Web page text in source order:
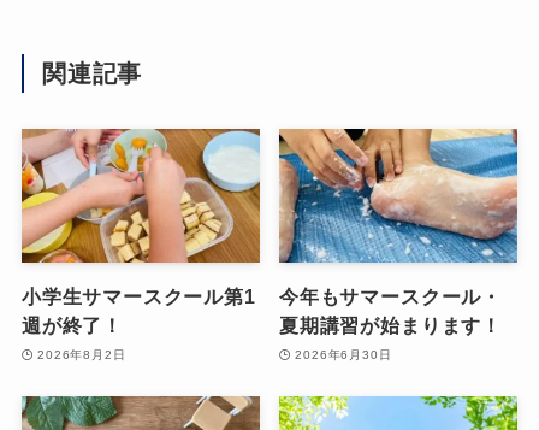
関連記事
小学生サマースクール第1
週が終了！
2026年8月2日
今年もサマースクール・
夏期講習が始まります！
2026年6月30日